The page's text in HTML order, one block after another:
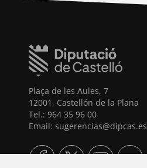
Plaça de les Aules, 7
12001, Castellón de la Plana
Tel.: 964 35 96 00
Email: sugerencias@dipcas.es